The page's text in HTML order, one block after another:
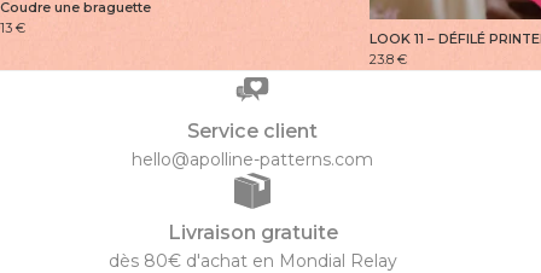
Coudre une braguette
13 €
LOOK 11 – DÉFILÉ
23.8 €
Service client
hello@apolline-patterns.com
Livraison gratuite
dès 80€ d'achat en Mondial Relay